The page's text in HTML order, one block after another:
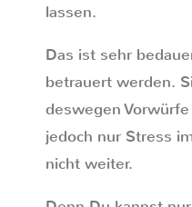
lassen.
Das ist sehr
betrauert werden.
deswegen
jedoch nur Stress
nicht weiter.